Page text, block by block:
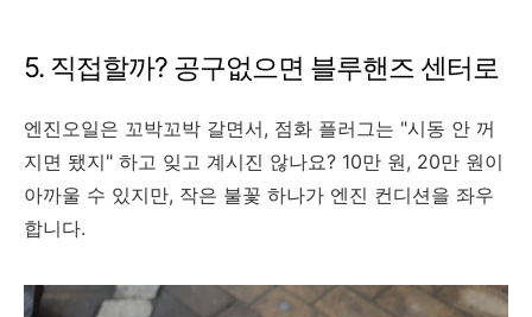
5. 직접할까? 공구없으면 블루핸즈 센터로
엔진오일은 꼬박꼬박 갈면서, 점화 플러그는 "시동 안 꺼
지면 됐지" 하고 잊고 계시진 않나요? 10만 원, 20만 원이
아까울 수 있지만, 작은 불꽃 하나가 엔진 컨디션을 좌우
합니다.